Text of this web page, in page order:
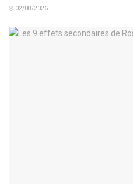
02/08/2026